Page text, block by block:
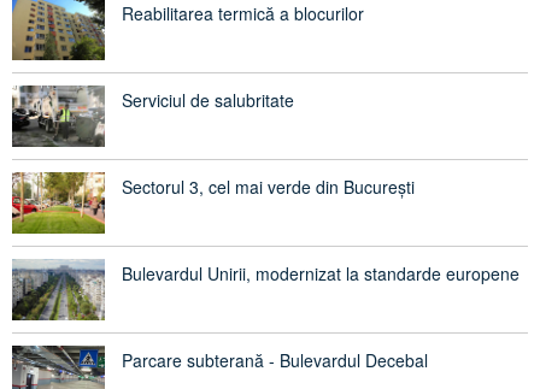
Reabilitarea termică a blocurilor
Serviciul de salubritate
Sectorul 3, cel mai verde din București
Bulevardul Unirii, modernizat la standarde europene
Parcare subterană - Bulevardul Decebal